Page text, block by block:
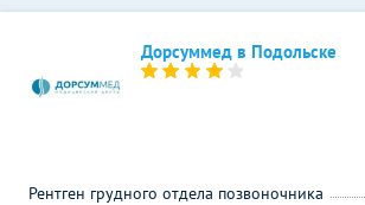
Дорсуммед в Подольске
Рентген грудного отдела позвоночника